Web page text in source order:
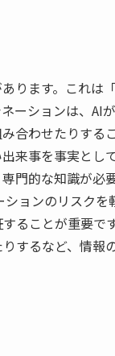
ります。これは
ーションは、AI
合わせたりする
来事を事実とし
門的な知識が必
ョンのリスク
ることが重要で
するなど、情報